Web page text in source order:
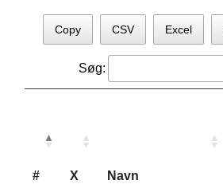
Copy CSV Excel
Søg:
# X Navn